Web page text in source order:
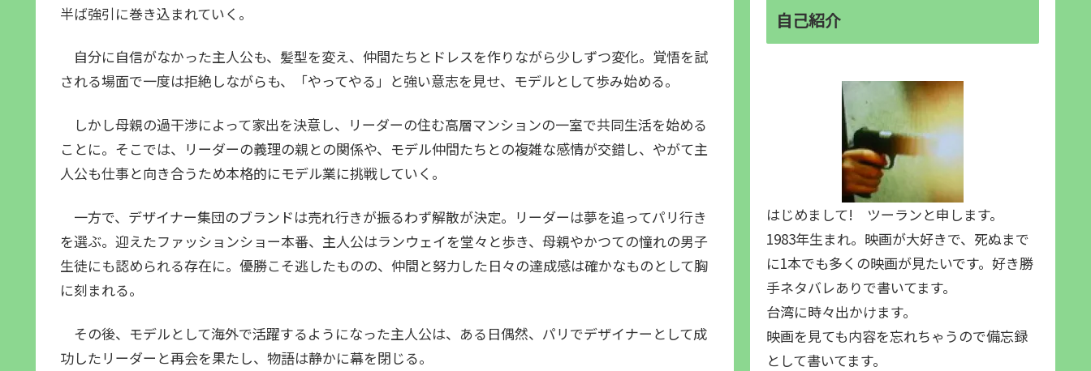
半ば強引に巻き込まれていく。
自分に自信がなかった主人公も、髪型を変え、仲間たちとドレスを作りながら少しずつ変化。覚悟を試
される場面で一度は拒絶しながらも、「やってやる」と強い意志を見せ、モデルとして歩み始める。
しかし母親の過干渉によって家出を決意し、リーダーの住む高層マンションの一室で共同生活を始める
ことに。そこでは、リーダーの義理の親との関係や、モデル仲間たちとの複雑な感情が交錯し、やがて主
人公も仕事と向き合うため本格的にモデル業に挑戦していく。
一方で、デザイナー集団のブランドは売れ行きが振るわず解散が決定。リーダーは夢を追ってパリ行き
を選ぶ。迎えたファッションショー本番、主人公はランウェイを堂々と歩き、母親やかつての憧れの男子
生徒にも認められる存在に。優勝こそ逃したものの、仲間と努力した日々の達成感は確かなものとして胸
に刻まれる。
その後、モデルとして海外で活躍するようになった主人公は、ある日偶然、パリでデザイナーとして成
功したリーダーと再会を果たし、物語は静かに幕を閉じる。
自己紹介
はじめまして! ツーランと申します。
1983年生まれ。映画が大好きで、死ぬまで
に1本でも多くの映画が見たいです。好き勝
手ネタバレありで書いてます。
台湾に時々出かけます。
映画を見ても内容を忘れちゃうので備忘録
として書いてます。